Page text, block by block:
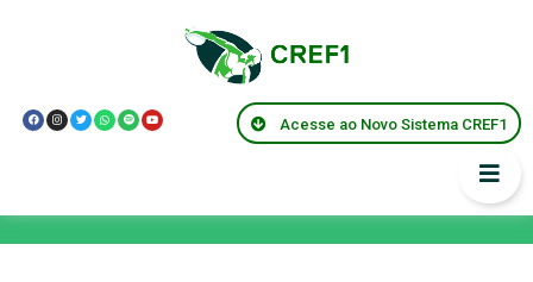
Acesse ao Novo Sistema CREF1